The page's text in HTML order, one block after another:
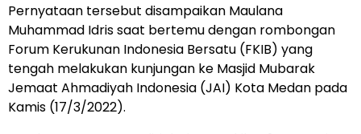
Pernyataan tersebut disampaikan Maulana
Muhammad Idris saat bertemu dengan rombongan
Forum Kerukunan Indonesia Bersatu (FKIB) yang
tengah melakukan kunjungan ke Masjid Mubarak
Jemaat Ahmadiyah Indonesia (JAI) Kota Medan pada
Kamis (17/3/2022).